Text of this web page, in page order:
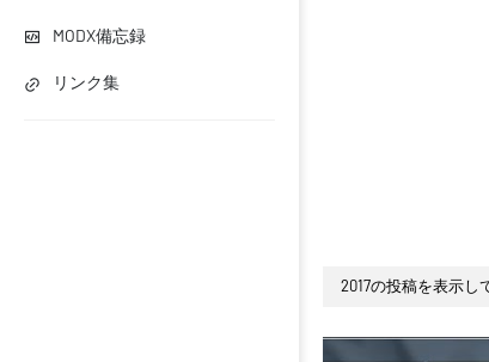
MODX備忘録
リンク集
2017の投稿を表示し